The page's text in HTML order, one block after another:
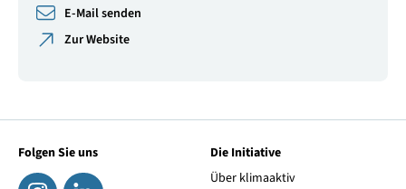
E-Mail senden
Zur Website
Folgen Sie uns
Die Initiative
Über klimaaktiv